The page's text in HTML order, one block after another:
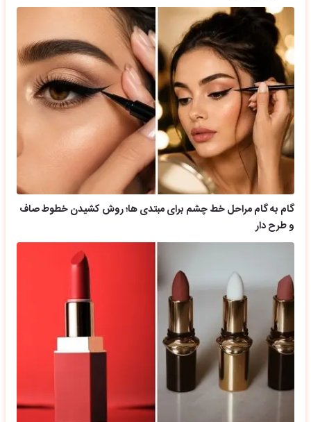
گام به گام مراحل خط چشم برای مبتدی ها؛ روش کشیدن خطوط صاف
و طرح دار